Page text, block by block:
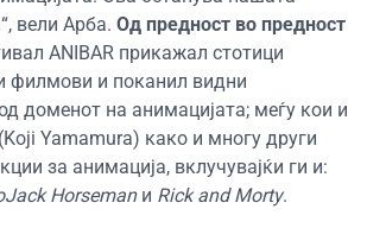
вели Арба. Од предност во предност
ANIBAR прикажал стотици
филмови и поканил видни
доменот на анимацијата; меѓу кои и
Yamamura) како и многу други
за анимација, вклучувајќи ги и:
Horsemanи Rick and Morty.